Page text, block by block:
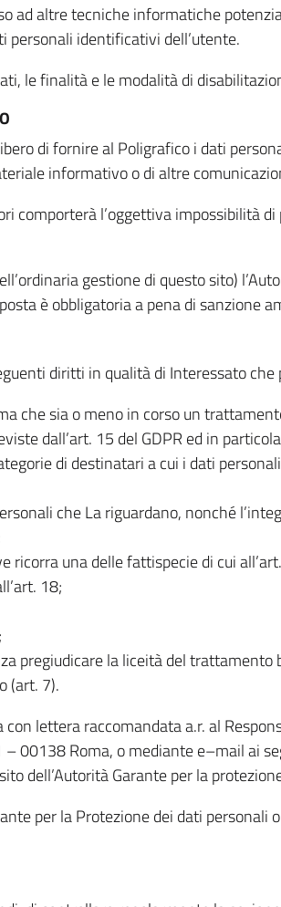
ad altre tecniche informatiche
personali identificativi dell’utente.
le finalità e le modalità di
di fornire al Poligrafico i dati
informativo o di altre
comporterà l’oggettiva impossibilità
gestione di questo sito)
è obbligatoria a pena di sanzione
diritti in qualità di Interessato
che sia o meno in corso un
dall’art. 15 del GDPR ed in
di destinatari a cui i dati
che La riguardano, nonché
ricorra una delle fattispecie di cui
18;
pregiudicare la liceità del
(art. 7).
lettera raccomandata a.r. al
00138 Roma, o mediante e–mail ai
dell’Autorità Garante per la
per la Protezione dei dati personali